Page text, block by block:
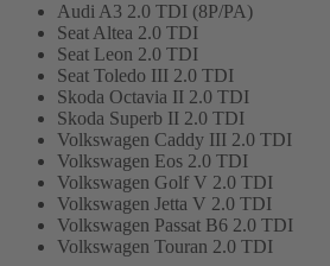
Audi A3 2.0 TDI (8P/PA)
Seat Altea 2.0 TDI
Seat Leon 2.0 TDI
Seat Toledo III 2.0 TDI
Skoda Octavia II 2.0 TDI
Skoda Superb II 2.0 TDI
Volkswagen Caddy III 2.0 TDI
Volkswagen Eos 2.0 TDI
Volkswagen Golf V 2.0 TDI
Volkswagen Jetta V 2.0 TDI
Volkswagen Passat B6 2.0 TDI
Volkswagen Touran 2.0 TDI